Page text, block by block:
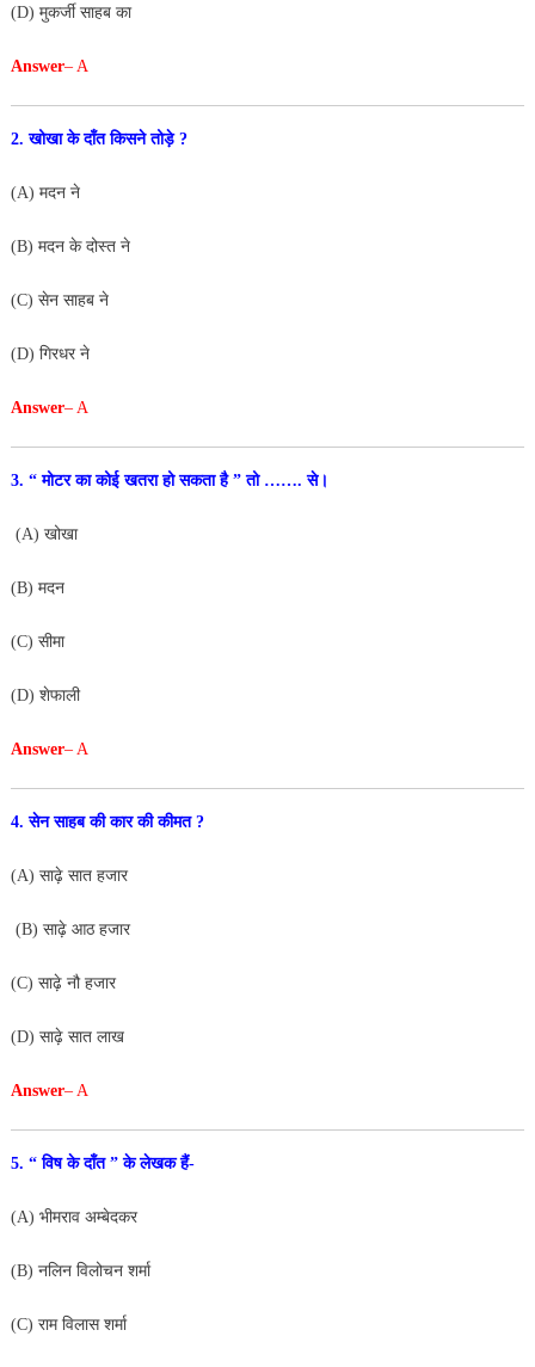
(D) मुकर्जी साहब का
Answer– A
2. खोखा के दाँत किसने तोड़े ?
(A) मदन ने
(B) मदन के दोस्त ने
(C) सेन साहब ने
(D) गिरधर ने
Answer– A
3. “ मोटर का कोई खतरा हो सकता है ” तो ……. से।
(A) खोखा
(B) मदन
(C) सीमा
(D) शेफाली
Answer– A
4. सेन साहब की कार की कीमत ?
(A) साढ़े सात हजार
(B) साढ़े आठ हजार
(C) साढ़े नौ हजार
(D) साढ़े सात लाख
Answer– A
5. “ विष के दाँत ” के लेखक हैं-
(A) भीमराव अम्बेदकर
(B) नलिन विलोचन शर्मा
(C) राम विलास शर्मा